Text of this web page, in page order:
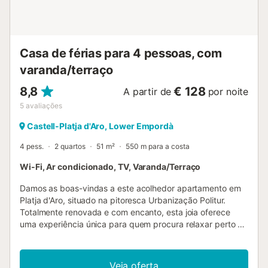
Casa de férias para 4 pessoas, com
varanda/terraço
8,8
5 avaliações
A partir de € 128 por noite
Castell-Platja d'Aro, Lower Empordà
4 pess. 2 quartos 51 m² 550 m para a costa
Wi-Fi, Ar condicionado, TV, Varanda/Terraço
Damos as boas-vindas a este acolhedor apartamento em
Platja d'Aro, situado na pitoresca Urbanização Politur.
Totalmente renovada e com encanto, esta joia oferece
uma experiência única para quem procura relaxar perto do
quarto individual, oferecendo um espaço confortável para
todos. A sala de estar e jantar é um espaço acolhedor e
Veja oferta